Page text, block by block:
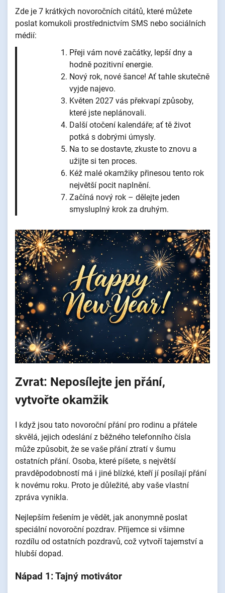
Zde je 7 krátkých novoročních citátů, které můžete
poslat komukoli prostřednictvím SMS nebo sociálních
médií:
Přeji vám nové začátky, lepší dny a
hodně pozitivní energie.
Nový rok, nové šance! Ať tahle skutečně
vyjde najevo.
Květen 2027 vás překvapí způsoby,
které jste neplánovali.
Další otočení kalendáře; ať tě život
potká s dobrými úmysly.
Na to se dostavte, zkuste to znovu a
užijte si ten proces.
Kéž malé okamžiky přinesou tento rok
největší pocit naplnění.
Začíná nový rok – dělejte jeden
smysluplný krok za druhým.
Zvrat: Neposílejte jen přání,
vytvořte okamžik
I když jsou tato novoroční přání pro rodinu a přátele
skvělá, jejich odeslání z běžného telefonního čísla
může způsobit, že se vaše přání ztratí v šumu
ostatních přání. Osoba, které píšete, s největší
pravděpodobností má i jiné blízké, kteří jí posílají přání
k novému roku. Proto je důležité, aby vaše vlastní
zpráva vynikla.
Nejlepším řešením je vědět, jak anonymně poslat
speciální novoroční pozdrav. Příjemce si všimne
rozdílu od ostatních pozdravů, což vytvoří tajemství a
hlubší dopad.
Nápad 1: Tajný motivátor